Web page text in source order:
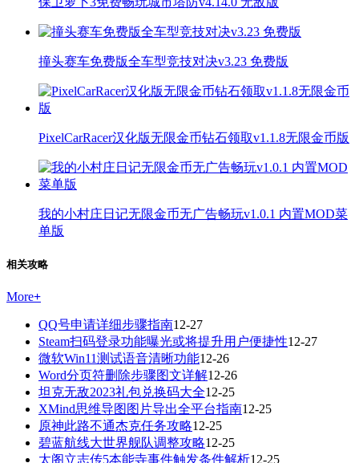
撞头赛车免费版全车型竞技对决v3.23 免费版
PixelCarRacer汉化版无限金币钻石领取v1.1.8无限金币版
我的小村庄日记无限金币无广告畅玩v1.0.1 内置MOD菜
单版
相关攻略
More+
QQ号申请详细步骤指南12-27
Steam扫码登录功能曝光或将提升用户便捷性12-27
微软Win11测试语音清晰功能12-26
Word分页符删除步骤图文详解12-26
坦克无敌2023礼包兑换码大全12-25
XMind思维导图图片导出全平台指南12-25
原神此路不通杰克任务攻略12-25
碧蓝航线大世界舰队调整攻略12-25
太阁立志传5本能寺事件触发条件解析12-25